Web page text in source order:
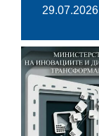
29.07.2026